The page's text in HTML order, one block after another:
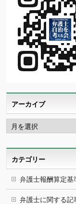
アーカイブ
ア
ー
カ
カテゴリー
弁護士報酬算定基
弁護士に関する記